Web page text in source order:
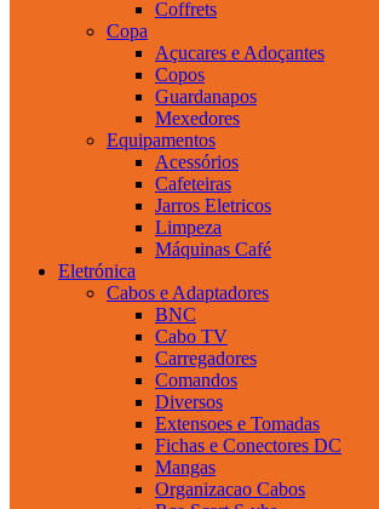
Coffrets
Copa
Açucares e Adoçantes
Copos
Guardanapos
Mexedores
Equipamentos
Acessórios
Cafeteiras
Jarros Eletricos
Limpeza
Máquinas Café
Eletrónica
Cabos e Adaptadores
BNC
Cabo TV
Carregadores
Comandos
Diversos
Extensoes e Tomadas
Fichas e Conectores DC
Mangas
Organizacao Cabos